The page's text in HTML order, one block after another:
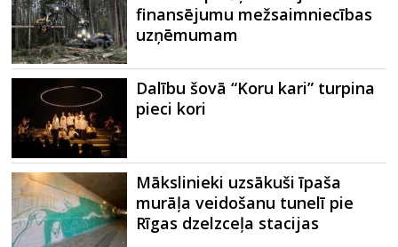
finansējumu mežsaimniecības
uzņēmumam
Dalību šovā “Koru kari” turpina
pieci kori
Mākslinieki uzsākuši īpaša
murāļa veidošanu tunelī pie
Rīgas dzelzceļa stacijas